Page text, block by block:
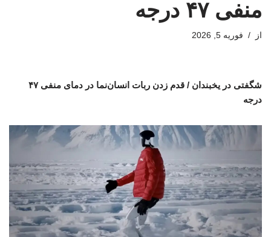
منفی ۴۷ درجه
از فوریه 5, 2026
شگفتی در یخبندان / قدم‌ زدن ربات انسان‌نما در دمای منفی ۴۷
درجه